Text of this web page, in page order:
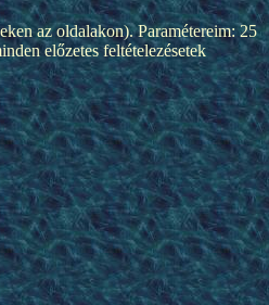
az oldalakon). Paramétereim: 25
előzetes feltételezésetek